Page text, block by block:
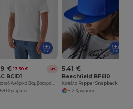
€ 13.30 € -61%
BCID1
Κλασικό Ανδρικό Βαμβακερό Πόλο Μπλουζάκι για Όλες τις Περιστάσεις
+20 Χρώματα
5.41 €
Beechfield BF610
+12 Χρώματα